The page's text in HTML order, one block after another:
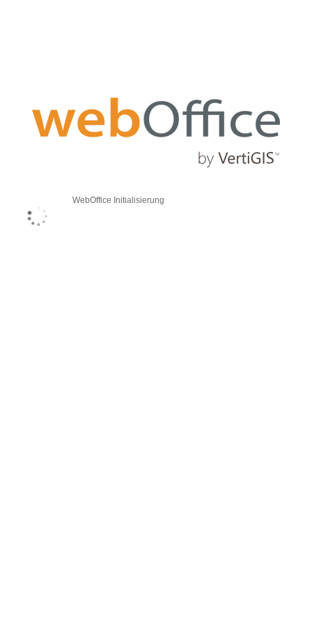
WebOffice Initialisierung